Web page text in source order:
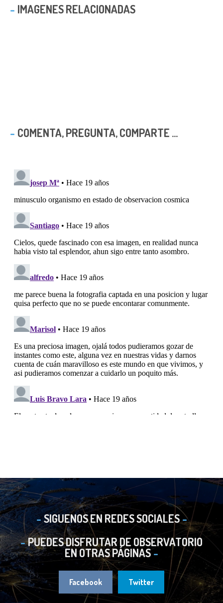
IMAGENES RELACIONADAS
COMENTA, PREGUNTA, COMPARTE ...
SIGUENOS EN REDES SOCIALES
PUEDES DISFRUTAR DE OBSERVATORIO
EN OTRAS PÁGINAS
Facebook Twitter